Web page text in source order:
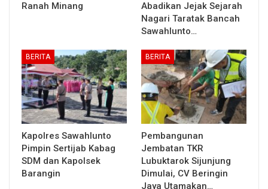
Ranah Minang
Abadikan Jejak Sejarah
Nagari Taratak Bancah
Sawahlunto…
BERITA
Kapolres Sawahlunto
Pimpin Sertijab Kabag
SDM dan Kapolsek
Barangin
BERITA
Pembangunan
Jembatan TKR
Lubuktarok Sijunjung
Dimulai, CV Beringin
Jaya Utamakan…